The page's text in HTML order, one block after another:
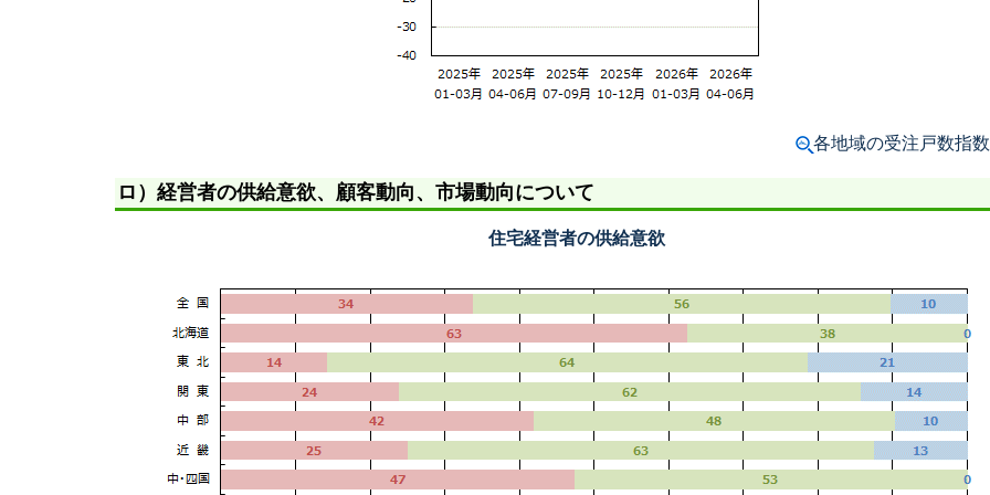
各地域の受注戸数指
ロ）経営者の供給意欲、顧客動向、市場動向について
住宅経営者の供給意欲